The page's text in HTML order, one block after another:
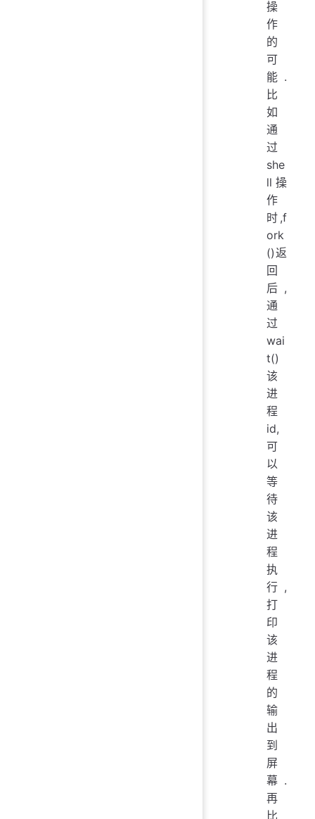
操
作
的
可
能.
比
如
通
过
she
ll操
作
时,f
ork
()返
回
后,
通
过
wai
t()
该
进
程
id,
可
以
等
待
该
进
程
执
行,
打
印
该
进
程
的
输
出
到
屏
幕.
再
比